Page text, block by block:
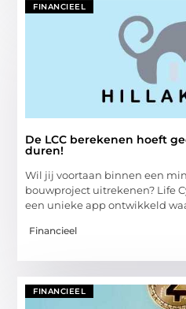
FINANCIEEL
De LCC berekenen hoeft
duren!
Wil jij voortaan binnen een
bouwproject uitrekenen? Life
een unieke app ontwikkeld
Financieel
FINANCIEEL